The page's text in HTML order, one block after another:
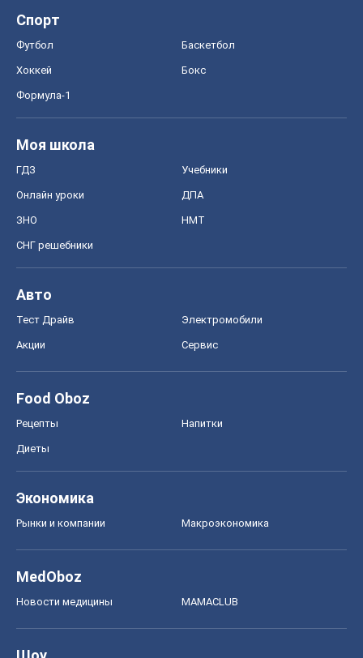
Спорт
Футбол Баскетбол
Хоккей Бокс
Формула-1
Моя школа
ГДЗ Учебники
Онлайн уроки ДПА
ЗНО НМТ
СНГ решебники
Авто
Тест Драйв Электромобили
Акции Сервис
Food Oboz
Рецепты Напитки
Диеты
Экономика
Рынки и компании Mакроэкономика
MedOboz
Новости медицины MAMACLUB